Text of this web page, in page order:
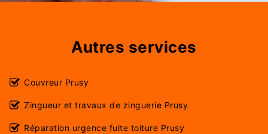
Autres services
Couvreur Prusy
Zingueur et travaux de zinguerie Prusy
Réparation urgence fuite toiture Prusy